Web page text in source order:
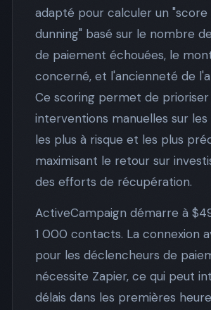
adapté pour calculer un "score
dunning" basé sur le nombre
de paiement échouées, le
concerné, et l'ancienneté de
Ce scoring permet de prioriser
interventions manuelles sur
les plus à risque et les plus
maximisant le retour sur
des efforts de récupération.
ActiveCampaign démarre à
1 000 contacts. La connexion
pour les déclencheurs de
nécessite Zapier, ce qui peut
délais dans les premières